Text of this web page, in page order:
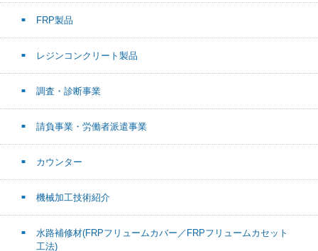
FRP製品
レジンコンクリート製品
調査・診断事業
請負事業・労働者派遣事業
カウンター
機械加工技術紹介
水路補修材(FRPフリュームカバー／FRPフリュームカセット
工法)